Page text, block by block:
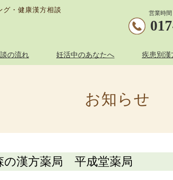
グ・健康漢方相談 営業時
の流れ 妊活中のあなたへ 疾患別漢
お知らせ
漢方薬局 平成堂薬局